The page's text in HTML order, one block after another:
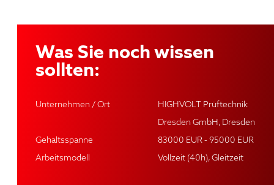
Was Sie noch wissen
sollten:
Unternehmen / Ort
HIGHVOLT Prüftechnik
Dresden GmbH, Dresden
Gehaltsspanne
83000 EUR - 95000 EUR
Arbeitsmodell
Vollzeit (40h), Gleitzeit